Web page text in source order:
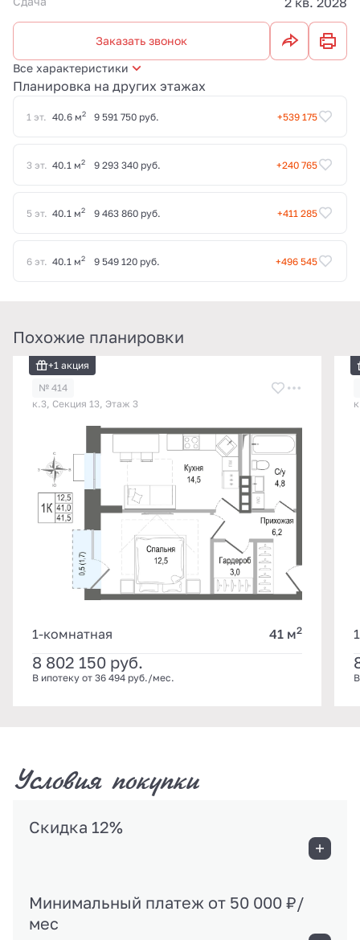
Заказать звонок
Все характеристики
Планировка на других этажах
1 эт. 40.6 м2 9 591 750 руб. +539 175
3 эт. 40.1 м2 9 293 340 руб. +240 765
5 эт. 40.1 м2 9 463 860 руб. +411 285
6 эт. 40.1 м2 9 549 120 руб. +496 545
Похожие планировки
+1 акция
№ 414
к.3, Секция 13, Этаж 3
1-комнатная 41 м2
8 802 150 руб.
В ипотеку от 36 494 руб./мес.
Условия покупки
Скидка 12%
Минимальный платеж от 50 000 ₽/
мес